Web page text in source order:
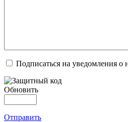
Подписаться на уведомления о
Обновить
Отправить